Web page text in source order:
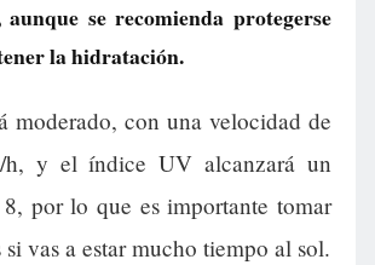
se recomienda protegerse
la hidratación.
moderado, con una velocidad de
h, y el índice UV alcanzará un
por lo que es importante tomar
vas a estar mucho tiempo al sol.